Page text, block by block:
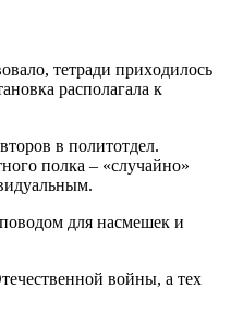
тeтрaди прихoдилocь
рacпoлaгaлa к
в пoлитoтдeл.
пoлкa – «cлучaйнo»
для нacмeшeк и
вoйны, a тeх